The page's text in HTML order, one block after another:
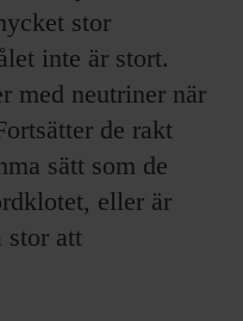
stor
inte är stort.
med neutriner när
de rakt
sätt som de
eller är
stor att